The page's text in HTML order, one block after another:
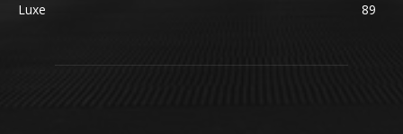
Luxe
89